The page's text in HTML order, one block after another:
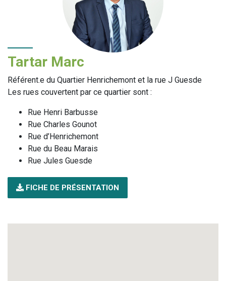
Tartar Marc
Référent.e du Quartier Henrichemont et la rue J Guesde
Les rues couvertent par ce quartier sont :
Rue Henri Barbusse
Rue Charles Gounot
Rue d’Henrichemont
Rue du Beau Marais
Rue Jules Guesde
FICHE DE PRÉSENTATION